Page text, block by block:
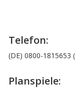
Telefon:
(DE) 0800-1815653
Planspiele: